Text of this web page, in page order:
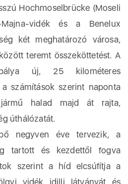
Hochmoselbrücke (Moseli
vidék és a Benelux
két meghatározó városa,
teremt összeköttetést. A
új, 25 kilométeres
számítások szerint naponta
halad majd át rajta,
úthálózatát.
negyven éve tervezik, a
tartott és kezdettől fogva
szerint a híd elcsúfítja a
vidék idilli látványát és